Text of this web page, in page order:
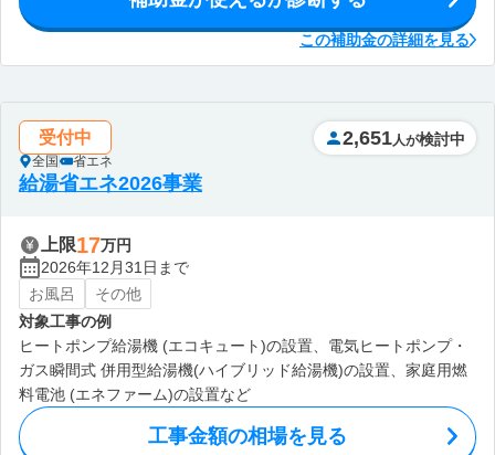
この補助金の詳細を見る
受付中
全国 省エネ
2,651 人が検討中
給湯省エネ2026事業
上限17万円
2026年12月31日まで
お風呂
その他
対象工事の例
ヒートポンプ給湯機 (エコキュート)の設置、電気ヒートポンプ・
ガス瞬間式 併用型給湯機(ハイブリッド給湯機)の設置、家庭用燃
料電池 (エネファーム)の設置など
工事金額の相場を見る